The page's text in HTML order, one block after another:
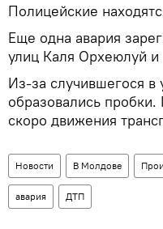
Полицейские
Еще одна авария
улиц Каля Орхеюлуй и
Из-за случившегося в
образовались
скоро движения
Новости В Молдове
авария ДТП